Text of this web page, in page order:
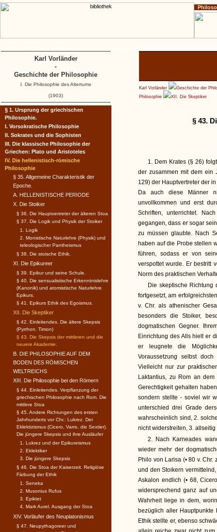
Karl Vorländer
Geschichte der
Philosophie
XII. Die Skeptiker
§ 43.
1. Dem Krates (§ 26)
der zusammen mit dem ein
129) der Hauptvertreter der
Da auch diese Männer
unvollkommen und erst
Schriften, unterrichtet.
gegangen, dass er sogar
zu müssen glaubte. Nach
haben auf die Probe stellen
führen, sodass er von
verspottet wurde. Er bestritt
Norm des praktischen
Die skeptische Richtung
fortgesetzt, am
v. Chr. als athenischer
besonders die Stoiker,
dogmatischen Gegner.
Einrichtung des Alls hielt er
er leugnete die
Voraussetzung selbst
Vielleicht nur zur
Laktantius, zu Rom an
Gerechtigkeit gehalten
sondern stellte - soviel wir
unterschied drei Grade
wahrscheinlich sind, 2.
nicht widerstreiten, 3. allseitig
2. Nach Karneades
wieder mehr der
Philo von Larisa (• 80 v.
und den Stoikern
Askalon endlich (• 68,
widersprechend ganz auf
Wahrheit liege in dem,
bezüglich aller
Ethik stellte er, ebenso
§ 1. Ursprung der griechischen
Philosophie.
I. Vorsokratische Philosophie
II. Sokrates und die Sophisten
III. Die klassische Philosophie der
Griechen: Plato und Aristoteles
IV. Die hellenistisch-römische
Philosophie
§ 35. Allgemeine Charakteristik der
Epoche.
A. HELLENISTISCHE PERIODE
X. Die Stoiker
§ 36. Die Hauptvertreter der älteren Stoa
§ 37. Die Logik und Physik der Stoiker
1. Logik
2. Monistische Naturlehre (Physik) und
teleologischer Pantheismus
§ 38. Die stoische Ethik.
XI. Die Epikureer
§ 39. Epikur und seine Schule.
§ 40. Die sensualistische Erkenntnislehre
(Kanonik) und atomistische Naturlehre
Epikurs.
§ 41. Epikurs Ethik des Egoismus.
XII. Die Skeptiker
§ 42. Einleitendes. Die ältere Skepsis
(Pyrrhon. Timon)
§ 43. Die Skepsis der mittleren und die
neuere Akademie.
B. DIE PHILOSOPHIE AUF DEM
BODEN DES RÖMISCHEN
WELTREICHS
XIII. Die Philosophie bei den Römern
§ 44. Einleitendes. Verpflanzung der
griechischen Philosophie nach Rom. Die
mittlere Stoa
§ 45. Andere Richtungen des ersten
Jahrhunderts vor Chr.: Lukrez. Der
Eklektizismus (Cicero, Varro, die Sextier).
Die jüngere Skepsis und ihre Ausläufer
1. Lukrez und der Epikureismus
2. Eklektiker
3. Die jüngere Skepsis
§ 46. Die Stoa der Kaiserzeit. Religiöse
Färbung der Ethik
1. Seneka
2. Musonius Rufus
3. Epiktet
4. Mark Aurel. Ausgang der Stoa
XIV. Vorläufer des Neuplatonismus
§ 47. Neupythagoreer und
Karl Vorländer
-
Geschichte der Philosophie
I. Die Philosophie des Altertums
(1903)